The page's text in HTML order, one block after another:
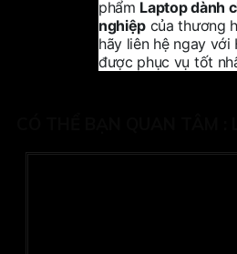
phẩm Laptop dành
nghiệp của thương
hãy liên hệ ngay với
được phục vụ tốt